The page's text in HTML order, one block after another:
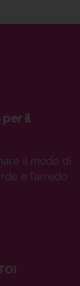
il
il modo di
e l’arredo